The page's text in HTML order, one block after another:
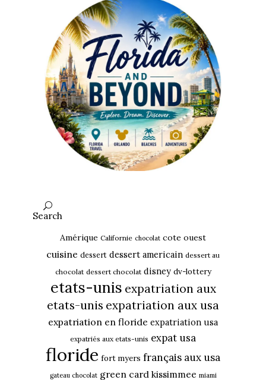
Search
Amérique Californie chocolat cote ouest
cuisine dessert dessert americain dessert au
chocolat dessert chocolat disney dv-lottery
etats-unis expatriation aux
etats-unis expatriation aux usa
expatriation en floride expatriation usa
expatriés aux etats-unis expat usa
floride fort myers français aux usa
gateau chocolat green card kissimmee miami